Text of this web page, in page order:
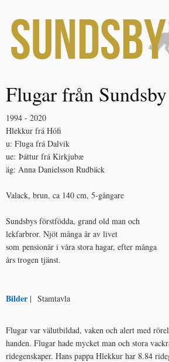
Flugar från Sundsby
1994 - 2020
Hlekkur frá Hófi
u: Fluga frá Dalvik
ue: Þáttur frá Kirkjubæ
äg: Anna Danielsson Rudbäck
Valack, brun, ca 140 cm, 5-gångare
Sundsbys förstfödda, grand old man och
lekfarbror. Njöt många år av livet
som pensionär i våra stora hagar, efter många
års trogen tjänst.
Bilder | Stamtavla
Flugar var välutbildad, vaken och alert med
handen. Flugar hade mycket man och stora
ridegenskaper. Hans pappa Hlekkur har 8.84